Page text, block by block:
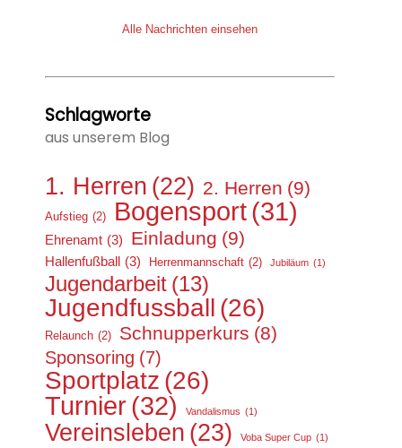
Alle Nachrichten einsehen
Schlagworte
aus unserem Blog
1. Herren (22) 2. Herren (9)
Aufstieg (2) Bogensport(31)
Ehrenamt (3) Einladung (9)
Hallenfußball (3) Herrenmannschaft (2) Jubiläum (1)
Jugendarbeit (13)
Jugendfussball (26)
Relaunch (2) Schnupperkurs (8)
Sponsoring (7)
Sportplatz (26)
Turnier(32) Vandalismus (1)
Vereinsleben (23) Voba Super Cup (1)